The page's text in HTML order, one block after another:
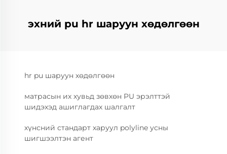
эхний pu hr шаруун хөдөлгөөн
hr pu шаруун хөдөлгөөн
матрасын их хувьд зөвхөн PU эрэлттэй
шидэхэд ашиглагдах шалгалт
хүнсний стандарт харуул polyline усны
шигшээлтэн агент